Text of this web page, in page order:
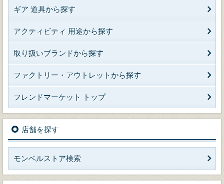
ギア 道具から探す
アクティビティ 用途から探す
取り扱いブランドから探す
ファクトリー・アウトレットから探す
フレンドマーケット トップ
店舗を探す
モンベルストア検索